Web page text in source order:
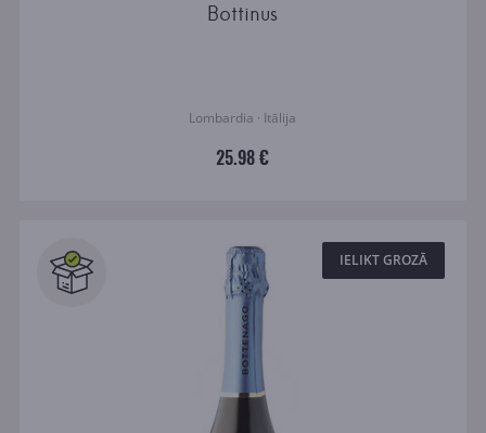
Bottinus
Lombardia · Itālija
25.98 €
IELIKT GROZĀ